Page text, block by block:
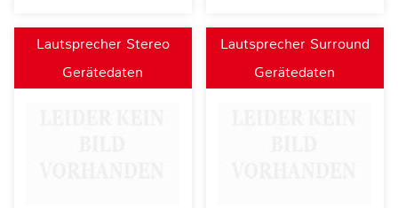
Lautsprecher Stereo
Gerätedaten
Lautsprecher Surround
Gerätedaten